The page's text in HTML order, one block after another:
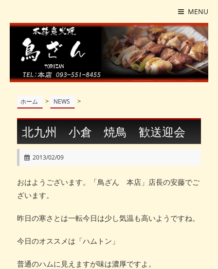
MENU
ホーム > NEWS >
北九州 小倉 焼鳥 歓送迎会
2013/02/09
おはようございます。「鳥ざん 本店」店長の安藤でご
ざいます。
昨日の寒さとは一転今日は少し気温も高いようですね。
今日のオススメは「ハムトン」
普通のハムに見えますが味は濃厚ですよ。